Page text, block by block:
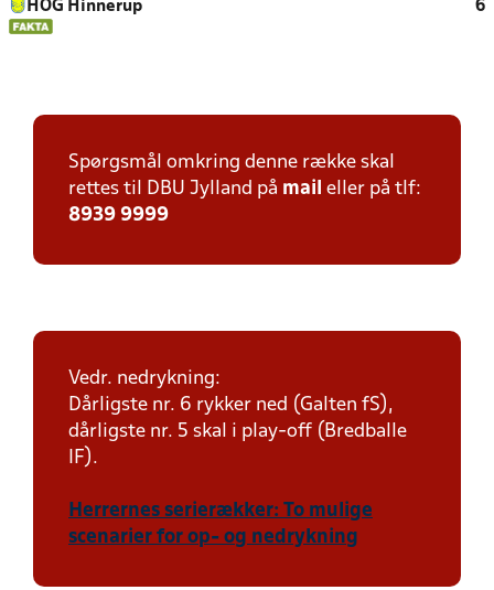
HOG Hinnerup
6
Spørgsmål omkring denne række skal
rettes til DBU Jylland på mail eller på tlf:
8939 9999
Vedr. nedrykning:
Dårligste nr. 6 rykker ned (Galten fS),
dårligste nr. 5 skal i play-off (Bredballe
IF).
Herrernes serierækker: To mulige
scenarier for op- og nedrykning